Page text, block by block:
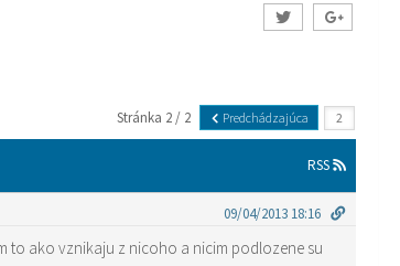
Stránka 2 / 2 Predchádzajúca
RSS
09/04/2013 18:16
to ako vznikaju z nicoho a nicim podlozene su